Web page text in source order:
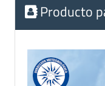
Producto